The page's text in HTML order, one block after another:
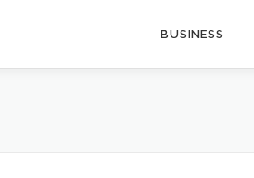
BUSINESS